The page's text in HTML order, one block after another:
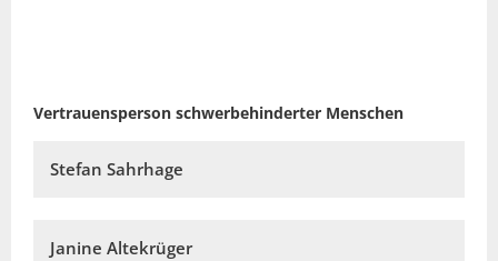
Vertrauensperson schwerbehinderter Menschen
Stefan Sahrhage
Janine Altekrüger